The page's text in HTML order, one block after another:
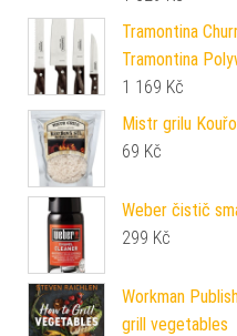
Tramontina
Tramontina
1 169 Kč
Mistr grilu
69 Kč
Weber čistič
299 Kč
Workman
grill vegetables